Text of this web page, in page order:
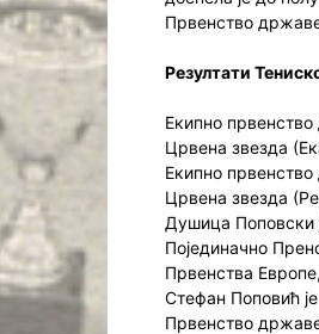
Првенство
Резултати
Екипно
Црвена звезда
Екипно
Црвена звезда
Душица Поповски
Појединачно
Првенства
Стефан Поповић
Првенство